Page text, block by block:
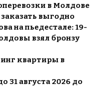
в Молдове
выгодно
на пьедестале: 19-
взял бронзу
квартиры в
31 августа 2026 до